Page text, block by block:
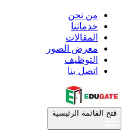
من نحن
خدماتنا
المقالات
معرض الصور
التوظيف
اتصل بنا
فتح القائمة الرئيسية